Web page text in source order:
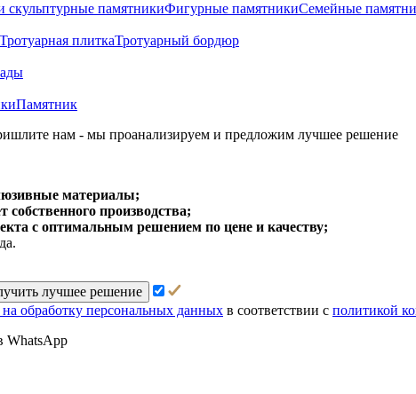
скульптурные памятникиФигурные памятникиСемейные
Тротуарная плиткаТротуарный бордюр
Памятник
нам - мы проанализируем и предложим лучшее решение
материалы;
собственного производства;
с оптимальным решением по цене и качеству;
лучшее решение
на обработку персональных данных в соответствии с политикой
WhatsApp